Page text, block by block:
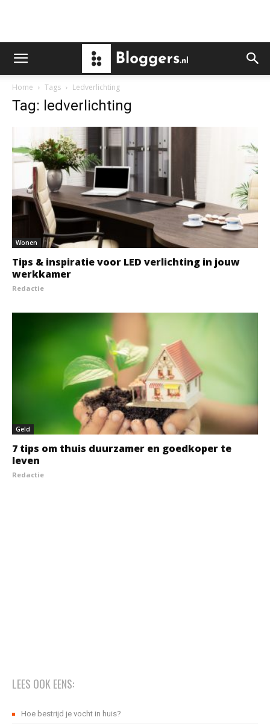
Home Tags Ledverlichting
Tag: ledverlichting
Wonen
Tips & inspiratie voor LED verlichting in jouw
werkkamer
Redactie
Geld
7 tips om thuis duurzamer en goedkoper te
leven
Redactie
LEES OOK EENS:
Hoe bestrijd je vocht in huis?